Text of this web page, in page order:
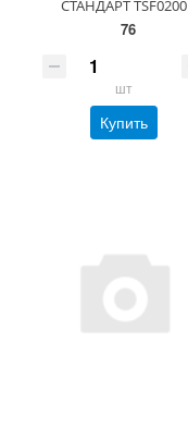
СТАНДАРТ TSF0200
76
шт
Купить